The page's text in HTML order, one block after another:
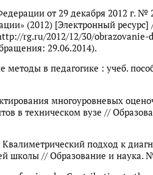
от 29 декабря 2012 г. №
(2012) [Электронный ресурс]
rg.ru/2012/12/30/obrazovanie-
29.06.2014).
методы в педагогике : учеб.
многоуровневых
в техническом вузе //
подход к
школы // Образование и наука.